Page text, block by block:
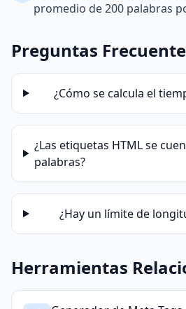
promedio de 200 palabras
Preguntas
¿Cómo se calcula el
¿Las etiquetas HTML se
palabras?
¿Hay un límite de
Herramientas